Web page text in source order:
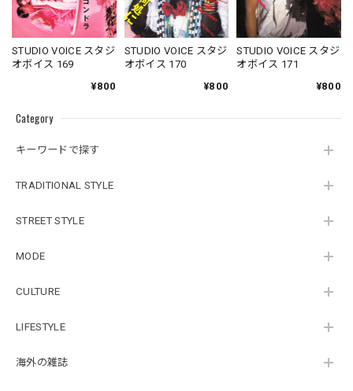
Category
キーワードで探す
TRADITIONAL STYLE
STREET STYLE
MODE
CULTURE
LIFESTYLE
海外の雑誌
STUDIO VOICE スタジ
オボイス 169
¥800
STUDIO VOICE スタジ
オボイス 170
¥800
STUDIO VOICE スタジ
オボイス 171
¥800